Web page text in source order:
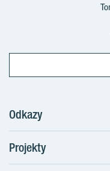
Odkazy
Postup koupě
Klientské změny
Projekty